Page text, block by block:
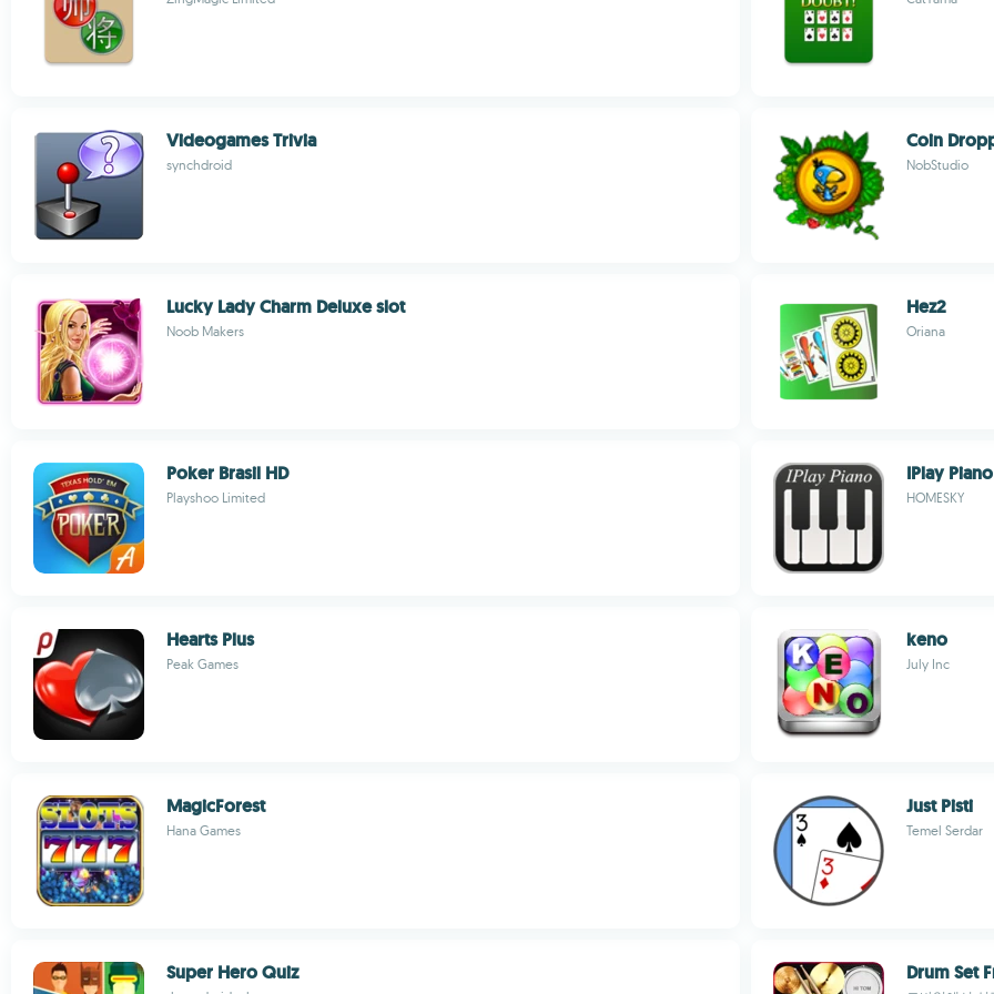
Videogames Trivia
synchdroid
Coin
NobStudio
Lucky Lady Charm Deluxe slot
Noob Makers
Hez2
Oriana
Poker Brasil HD
Playshoo Limited
IPlay Piano
HOMESKY
Hearts Plus
Peak Games
keno
July Inc
MagicForest
Hana Games
Just Pisti
Temel Serdar
Super Hero Quiz Drum Set